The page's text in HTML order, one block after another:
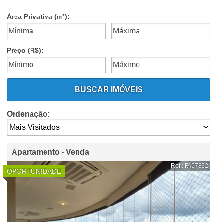
Área Privativa (m²):
Preço (R$):
BUSCAR IMÓVEIS
Ordenação:
Apartamento - Venda
OPORTUNIDADE
Ref.: FA57832